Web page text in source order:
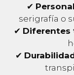
✔
serigrafía o
✔ Diferentes
✔